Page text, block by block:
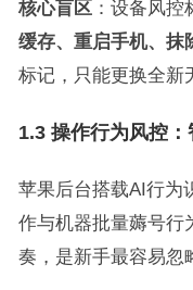
核心盲区：设备风控
缓存、重启手机、抹
标记，只能更换全新
1.3 操作行为风控
苹果后台搭载AI行为
作与机器批量薅号行
奏，是新手最容易忽